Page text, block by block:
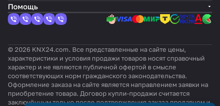
Помощь
© 2026 KNX24.com. Все представленные на сайте цены,
характеристики и условия продажи товаров носят справочный
характер и не являются публичной офертой в смысле
соответствующих норм гражданского законодательства.
Оформление заказа на сайте является направлением заявки на
приобретение товара. Договор купли-продажи считается
заключённым только после подтверждения заказа продавцом и